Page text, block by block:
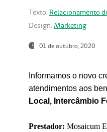
Texto: Relacionamento
Design: Marketing
01 de outubro, 2020
Informamos o novo
atendimentos aos
Local, Intercâmbio
Prestador: Mosaicum